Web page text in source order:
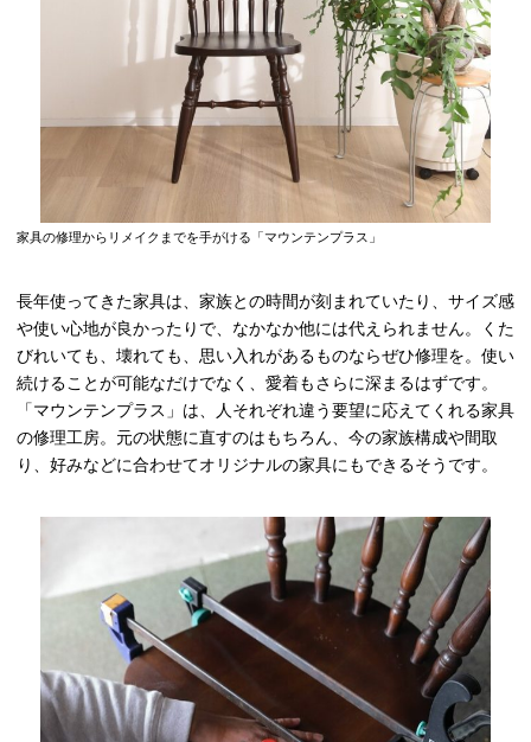
家具の修理からリメイクまでを手がける「マウンテンプラス」
長年使ってきた家具は、家族との時間が刻まれていたり、サイズ感
や使い心地が良かったりで、なかなか他には代えられません。くた
びれいても、壊れても、思い入れがあるものならぜひ修理を。使い
続けることが可能なだけでなく、愛着もさらに深まるはずです。
「マウンテンプラス」は、人それぞれ違う要望に応えてくれる家具
の修理工房。元の状態に直すのはもちろん、今の家族構成や間取
り、好みなどに合わせてオリジナルの家具にもできるそうです。